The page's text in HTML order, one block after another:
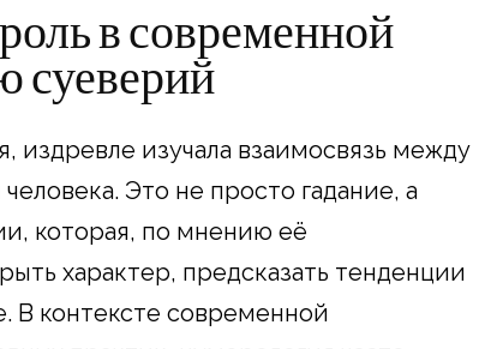
в современной
суеверий
издревле изучала взаимосвязь между
Это не просто гадание, а
которая, по мнению её
характер, предсказать тенденции
В контексте современной